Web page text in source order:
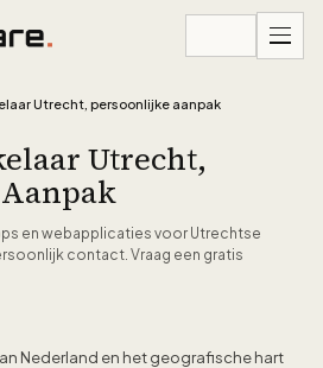
Utrecht, persoonlijke aanpak
Utrecht,
en webapplicaties voor Utrechtse
contact. Vraag een gratis
Nederland en het geografische hart